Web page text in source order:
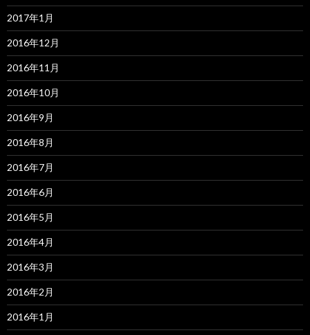
2017年1月
2016年12月
2016年11月
2016年10月
2016年9月
2016年8月
2016年7月
2016年6月
2016年5月
2016年4月
2016年3月
2016年2月
2016年1月